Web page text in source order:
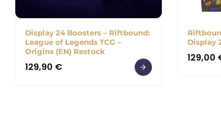
Display 24 Boosters – Riftbound:
League of Legends TCG –
Origins (EN) Restock
129,90 €
Display
129,00